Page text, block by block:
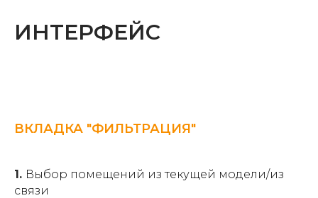
ИНТЕРФЕЙС
ВКЛАДКА "ФИЛЬТРАЦИЯ"
1. Выбор помещений из текущей модели/из
связи